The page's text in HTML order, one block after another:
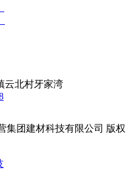
云北村牙家湾
集团建材科技有限公司 版权